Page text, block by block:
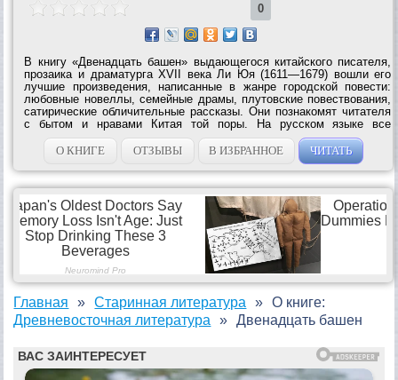
0
В книгу «Двенадцать башен» выдающегося китайского писателя,
прозаика и драматурга XVII века Ли Юя (1611—1679) вошли его
лучшие произведения, написанные в жанре городской повести:
любовные новеллы, семейные драмы, плутовские повествования,
сатирические обличительные рассказы. Они познакомят читателя
с бытом и нравами Китая той поры. На русском языке все
произведения публикуются...
О КНИГЕ
ОТЗЫВЫ В ИЗБРАННОЕ ЧИТАТЬ
Главная
Старинная литература
Древневосточная литература
О книге:
Двенадцать башен